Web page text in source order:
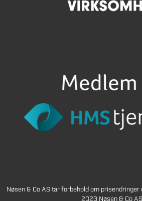
Nøsen & Co AS tar forbehold om
2023 Nøsen & Co